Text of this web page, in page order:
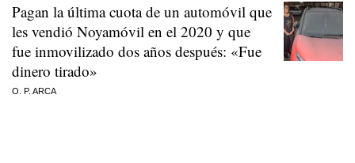
Pagan la última cuota de un automóvil que
les vendió Noyamóvil en el 2020 y que
fue inmovilizado dos años después: «Fue
dinero tirado»
O. P. ARCA